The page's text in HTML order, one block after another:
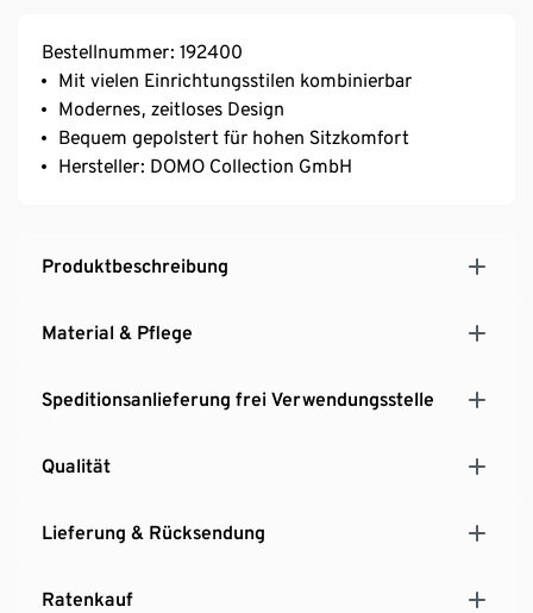
Bestellnummer: 192400
Mit vielen Einrichtungsstilen kombinierbar
Modernes, zeitloses Design
Bequem gepolstert für hohen Sitzkomfort
Hersteller: DOMO Collection GmbH
Produktbeschreibung
Material & Pflege
Speditionsanlieferung frei Verwendungsstelle
Qualität
Lieferung & Rücksendung
Ratenkauf